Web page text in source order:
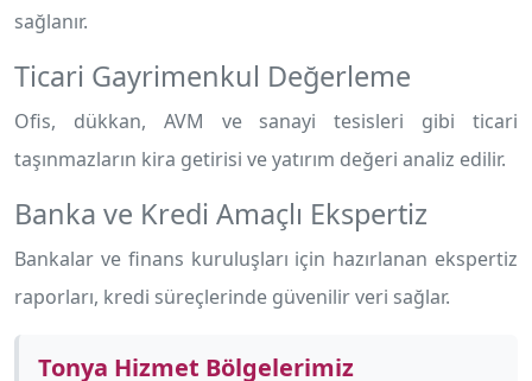
sağlanır.
Ticari Gayrimenkul Değerleme
Ofis, dükkan, AVM ve sanayi tesisleri gibi ticari
taşınmazların kira getirisi ve yatırım değeri analiz edilir.
Banka ve Kredi Amaçlı Ekspertiz
Bankalar ve finans kuruluşları için hazırlanan ekspertiz
raporları, kredi süreçlerinde güvenilir veri sağlar.
Tonya Hizmet Bölgelerimiz